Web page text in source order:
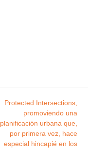
Protected Intersections,
promoviendo una
planificación urbana que,
por primera vez, hace
especial hincapié en los